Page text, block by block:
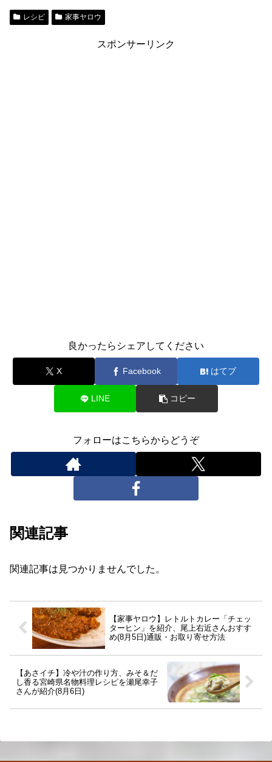
レシピ 家事ヤロウ
スポンサーリンク
良かったらシェアしてください
X Facebook はてブ
LINE コピー
フォローはこちらからどうぞ
関連記事
関連記事は見つかりませんでした。
【家事ヤロウ】レトルトカレー「チェッ
ターヒン」を紹介、尾上右近さんおすす
め(8月5日)通販・お取り寄せ方法
【あさイチ】冷や汁の作り方、みそ＆だ
し香る宮崎県名物料理レシピを瀬尾幸子
さんが紹介(8月6日)